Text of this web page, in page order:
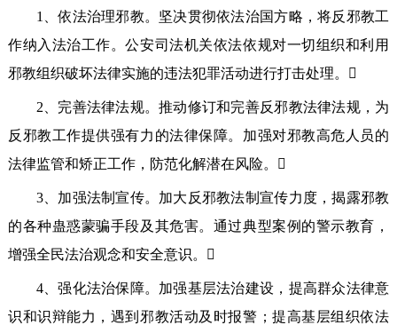
1、依法治理邪教。坚决贯彻依法治国方略，将反邪教工
作纳入法治工作。公安司法机关依法依规对一切组织和利用
邪教组织破坏法律实施的违法犯罪活动进行打击处理。
2、完善法律法规。推动修订和完善反邪教法律法规，为
反邪教工作提供强有力的法律保障。加强对邪教高危人员的
法律监管和矫正工作，防范化解潜在风险。
3、加强法制宣传。加大反邪教法制宣传力度，揭露邪教
的各种蛊惑蒙骗手段及其危害。通过典型案例的警示教育，
增强全民法治观念和安全意识。
4、强化法治保障。加强基层法治建设，提高群众法律意
识和识辩能力，遇到邪教活动及时报警；提高基层组织依法